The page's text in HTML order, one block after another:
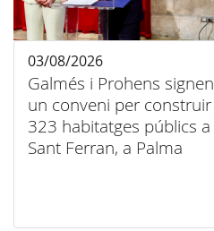
Galmés i Prohens signen
un conveni per construir
323 habitatges públics a
Sant Ferran, a Palma
03/08/2026